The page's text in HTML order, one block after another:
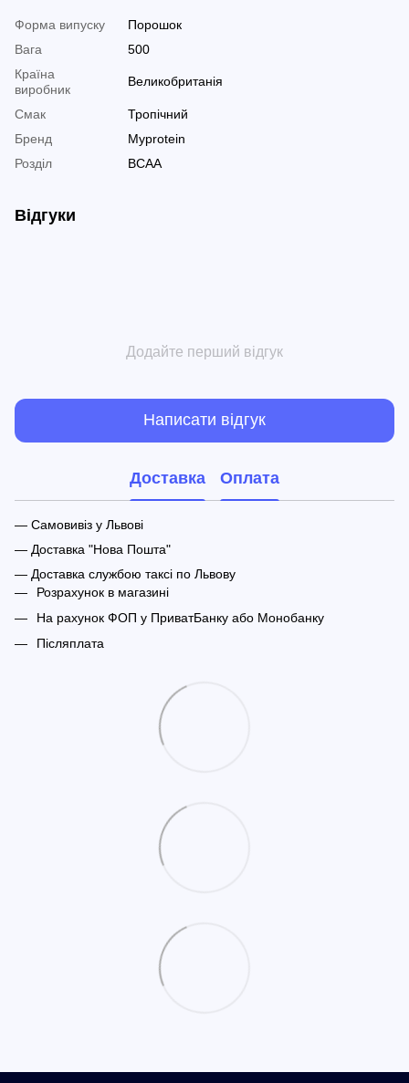
Форма випуску
Порошок
Вага
500
Країна
виробник
Великобританія
Смак
Тропічний
Бренд
Myprotein
Розділ
BCAA
Відгуки
Додайте перший відгук
Написати відгук
Доставка Оплата
— Самовивіз у Львові
— Доставка "Нова Пошта"
— Доставка службою таксі по Львову
Розрахунок в магазині
На рахунок ФОП у ПриватБанку або Монобанку
Післяплата